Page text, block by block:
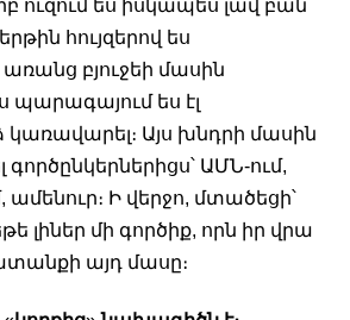
ուզում ես իսկապես լավ բան
հույզերով ես
բյուջեի մասին
պարագայում ես էլ
Այս խնդրի մասին
ԱՄՆ-ում,
Ի վերջո, մտածեցի՝
լիներ մի գործիք, որն իր վրա
այդ մասը։